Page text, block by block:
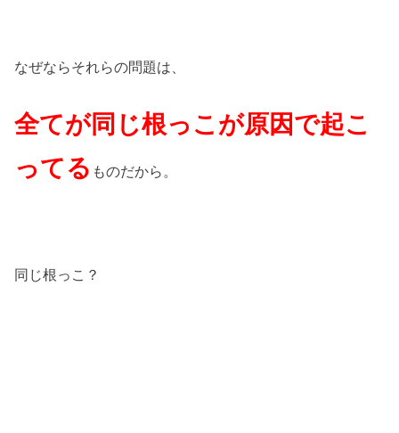
なぜならそれらの問題は、
全てが同じ根っこが原因で起こ
ってる ものだから。
同じ根っこ？